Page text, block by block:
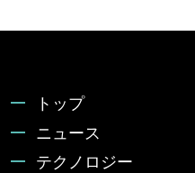
トップ
ニュース
テクノロジー